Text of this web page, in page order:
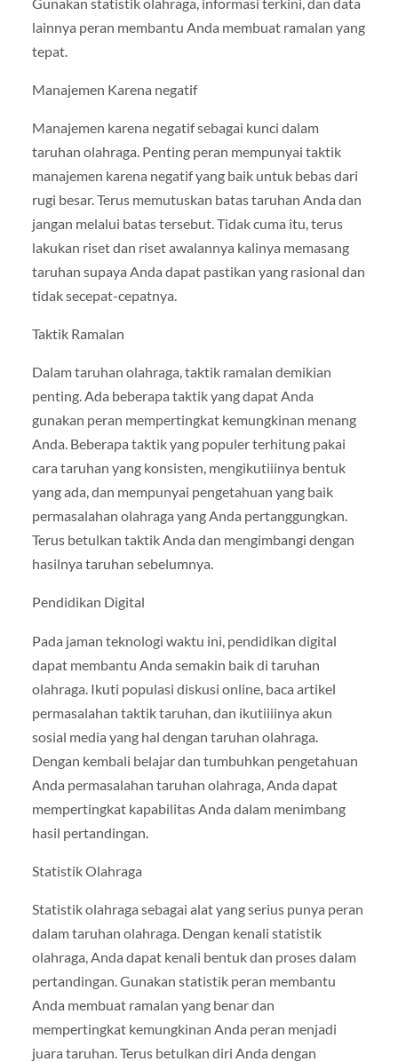
lainnya peran membantu Anda membuat ramalan yang
tepat.
Manajemen Karena negatif
Manajemen karena negatif sebagai kunci dalam
taruhan olahraga. Penting peran mempunyai taktik
manajemen karena negatif yang baik untuk bebas dari
rugi besar. Terus memutuskan batas taruhan Anda dan
jangan melalui batas tersebut. Tidak cuma itu, terus
lakukan riset dan riset awalannya kalinya memasang
taruhan supaya Anda dapat pastikan yang rasional dan
tidak secepat-cepatnya.
Taktik Ramalan
Dalam taruhan olahraga, taktik ramalan demikian
penting. Ada beberapa taktik yang dapat Anda
gunakan peran mempertingkat kemungkinan menang
Anda. Beberapa taktik yang populer terhitung pakai
cara taruhan yang konsisten, mengikutiiinya bentuk
yang ada, dan mempunyai pengetahuan yang baik
permasalahan olahraga yang Anda pertanggungkan.
Terus betulkan taktik Anda dan mengimbangi dengan
hasilnya taruhan sebelumnya.
Pendidikan Digital
Pada jaman teknologi waktu ini, pendidikan digital
dapat membantu Anda semakin baik di taruhan
olahraga. Ikuti populasi diskusi online, baca artikel
permasalahan taktik taruhan, dan ikutiiiinya akun
sosial media yang hal dengan taruhan olahraga.
Dengan kembali belajar dan tumbuhkan pengetahuan
Anda permasalahan taruhan olahraga, Anda dapat
mempertingkat kapabilitas Anda dalam menimbang
hasil pertandingan.
Statistik Olahraga
Statistik olahraga sebagai alat yang serius punya peran
dalam taruhan olahraga. Dengan kenali statistik
olahraga, Anda dapat kenali bentuk dan proses dalam
pertandingan. Gunakan statistik peran membantu
Anda membuat ramalan yang benar dan
mempertingkat kemungkinan Anda peran menjadi
juara taruhan. Terus betulkan diri Anda dengan